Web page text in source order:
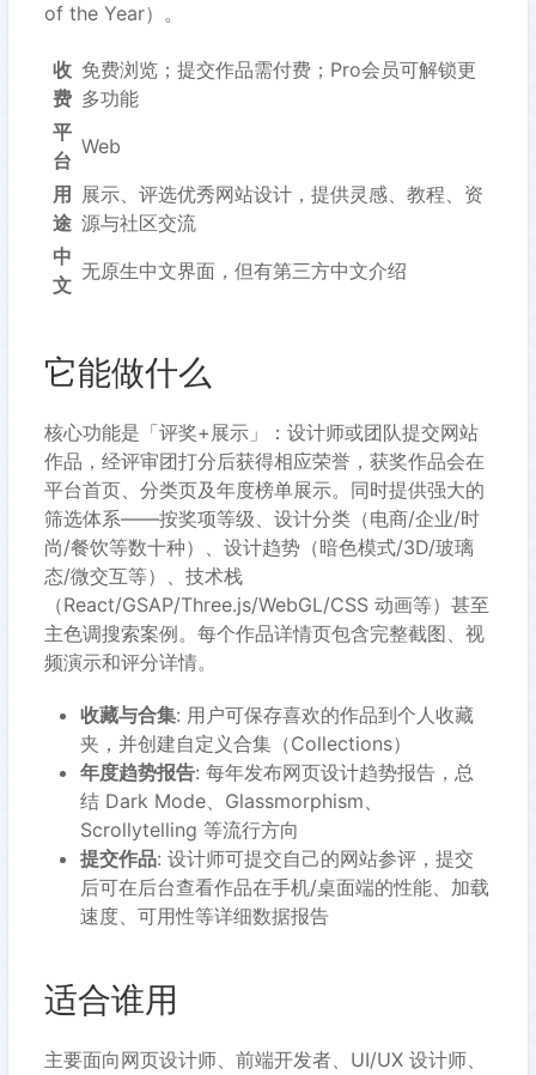
of the Year）。
收
费
免费浏览；提交作品需付费；Pro会员可解锁更
多功能
平
台
Web
用
途
展示、评选优秀网站设计，提供灵感、教程、资
源与社区交流
中
文
无原生中文界面，但有第三方中文介绍
它能做什么
核心功能是「评奖+展示」：设计师或团队提交网站
作品，经评审团打分后获得相应荣誉，获奖作品会在
平台首页、分类页及年度榜单展示。同时提供强大的
筛选体系——按奖项等级、设计分类（电商/企业/时
尚/餐饮等数十种）、设计趋势（暗色模式/3D/玻璃
态/微交互等）、技术栈
（React/GSAP/Three.js/WebGL/CSS 动画等）甚至
主色调搜索案例。每个作品详情页包含完整截图、视
频演示和评分详情。
收藏与合集: 用户可保存喜欢的作品到个人收藏
夹，并创建自定义合集（Collections）
年度趋势报告: 每年发布网页设计趋势报告，总
结 Dark Mode、Glassmorphism、
Scrollytelling 等流行方向
提交作品: 设计师可提交自己的网站参评，提交
后可在后台查看作品在手机/桌面端的性能、加载
速度、可用性等详细数据报告
适合谁用
主要面向网页设计师、前端开发者、UI/UX 设计师、